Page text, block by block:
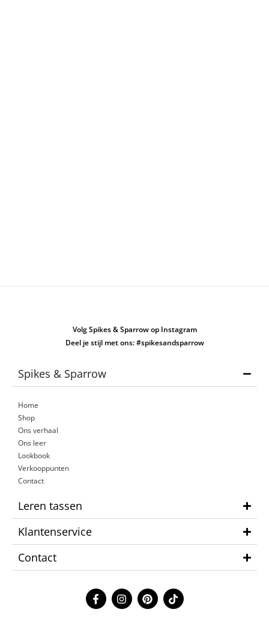
Volg Spikes & Sparrow op Instagram
Deel je stijl met ons: #spikesandsparrow
Spikes & Sparrow
Home
Shop
Ons verhaal
Ons leer
Lookbook
Verkooppunten
Contact
Leren tassen
Klantenservice
Contact
F
a
c
I
n
s
P
i
n
T
i
k